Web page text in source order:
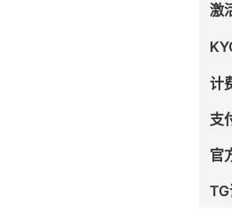
激
计
支
官